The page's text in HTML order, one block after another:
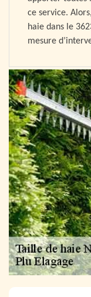
ce service.
haie dans le
mesure